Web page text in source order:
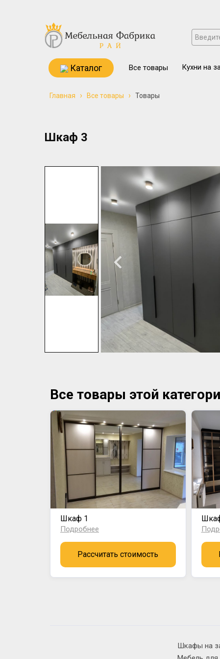
Кухни на
Все товары
Каталог
Главная › Все товары › Товары
Шкаф 3
Все товары этой
Шкаф 1
Подробнее
Рассчитать стоимость
Шкафы на